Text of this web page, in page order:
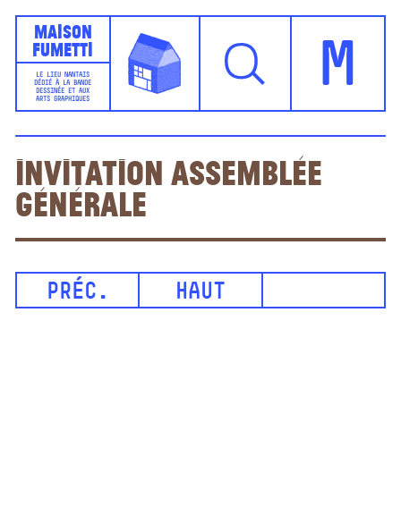
Maison
Fumetti
LE LIEU NANTAIS
DÉDIÉ À LA BANDE
DESSINÉE ET AUX
ARTS GRAPHIQUES
M
Invitation assemblée
générale
PRÉC. HAUT